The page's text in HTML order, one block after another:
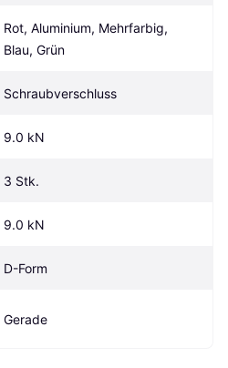
Rot, Aluminium, Mehrfarbig,
Blau, Grün
Schraubverschluss
9.0 kN
3 Stk.
9.0 kN
D-Form
Gerade